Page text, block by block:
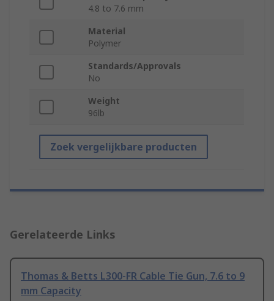
4.8 to 7.6 mm
Material
Polymer
Standards/Approvals
No
Weight
96lb
Zoek vergelijkbare producten
Gerelateerde Links
Thomas & Betts L300-FR Cable Tie Gun, 7.6 to 9
mm Capacity